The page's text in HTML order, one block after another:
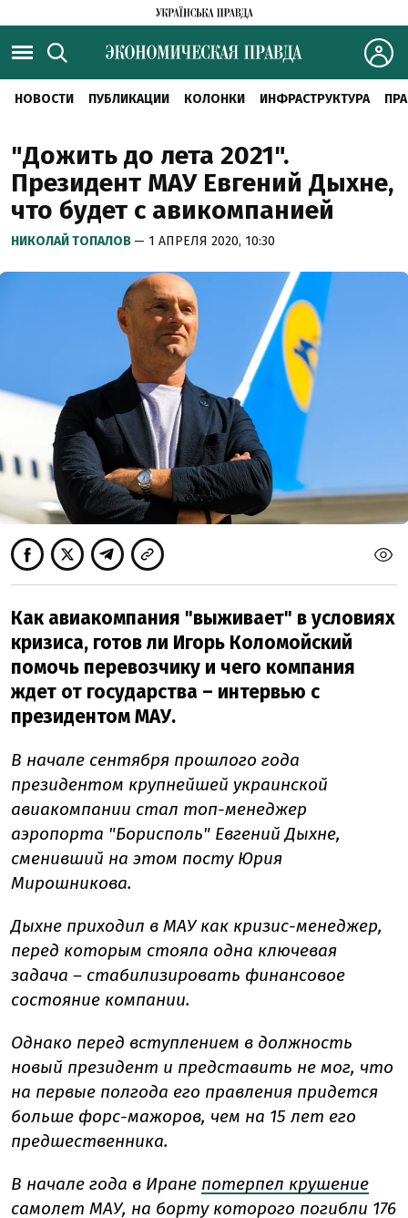
НОВОСТИ ПУБЛИКАЦИИ КОЛОНКИ ИНФРАСТРУКТУРА
"Дожить до лета 2021".
Президент МАУ Евгений Дыхне,
что будет с авикомпанией
НИКОЛАЙ ТОПАЛОВ — 1 АПРЕЛЯ 2020, 10:30
Как авиакомпания "выживает" в условиях
кризиса, готов ли Игорь Коломойский
помочь перевозчику и чего компания
ждет от государства – интервью с
президентом МАУ.
В начале сентября прошлого года
президентом крупнейшей украинской
авиакомпании стал топ-менеджер
аэропорта "Борисполь" Евгений Дыхне,
сменивший на этом посту Юрия
Мирошникова.
Дыхне приходил в МАУ как кризис-менеджер,
перед которым стояла одна ключевая
задача – стабилизировать финансовое
состояние компании.
Однако перед вступлением в должность
новый президент и представить не мог, что
на первые полгода его правления придется
больше форс-мажоров, чем на 15 лет его
предшественника.
В начале года в Иране потерпел крушение
самолет МАУ, на борту которого погибли 176